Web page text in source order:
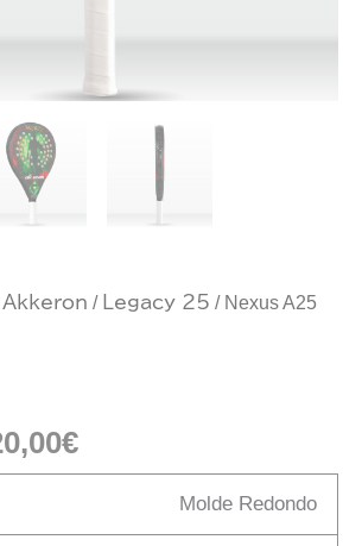
/ Legacy 25 / Nexus A25
€
Molde Redondo